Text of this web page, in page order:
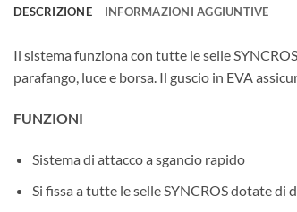
DESCRIZIONE INFORMAZIONI AGGIUNTIVE
Il sistema funziona con tutte le selle
parafango, luce e borsa. Il guscio in EVA
FUNZIONI
Sistema di attacco a sgancio rapido
Si fissa a tutte le selle SYNCROS dotate